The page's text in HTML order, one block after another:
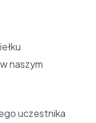
naszym
uczestnika